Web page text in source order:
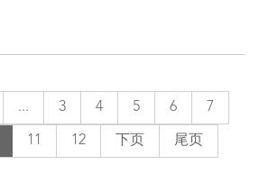
... 3 4 5 6 7
11 12 下页 尾页